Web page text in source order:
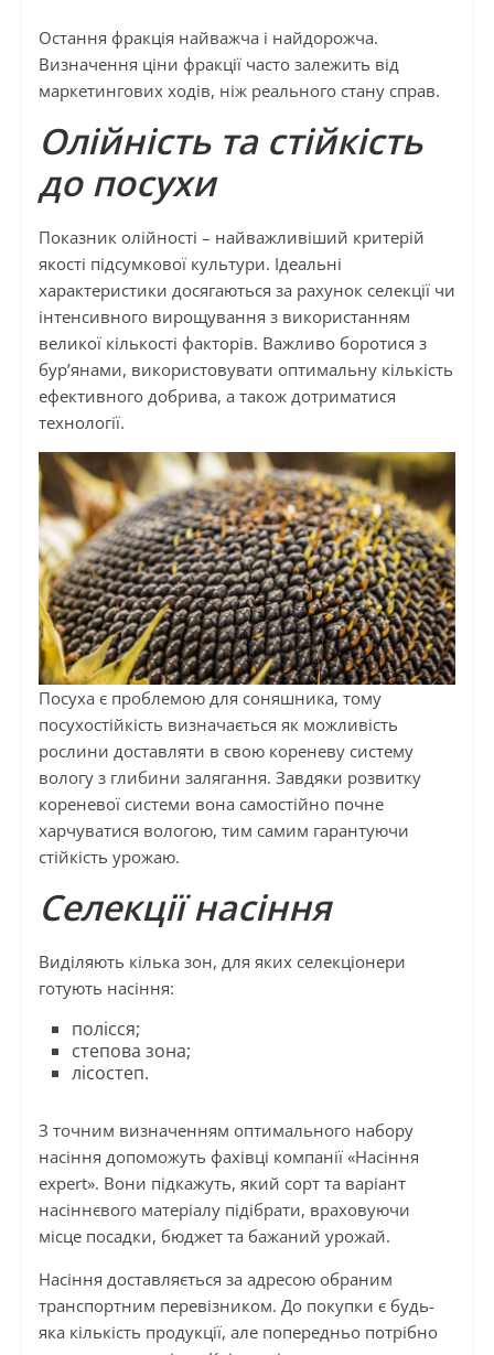
Остання фракція найважча і найдорожча.
Визначення ціни фракції часто залежить від
маркетингових ходів, ніж реального стану справ.
Олійність та стійкість
до посухи
Показник олійності – найважливіший критерій
якості підсумкової культури. Ідеальні
характеристики досягаються за рахунок селекції чи
інтенсивного вирощування з використанням
великої кількості факторів. Важливо боротися з
бур’янами, використовувати оптимальну кількість
ефективного добрива, а також дотриматися
технології.
Посуха є проблемою для соняшника, тому
посухостійкість визначається як можливість
рослини доставляти в свою кореневу систему
вологу з глибини залягання. Завдяки розвитку
кореневої системи вона самостійно почне
харчуватися вологою, тим самим гарантуючи
стійкість урожаю.
Селекції насіння
Виділяють кілька зон, для яких селекціонери
готують насіння:
полісся;
степова зона;
лісостеп.
З точним визначенням оптимального набору
насіння допоможуть фахівці компанії «Насіння
expert». Вони підкажуть, який сорт та варіант
насіннєвого матеріалу підібрати, враховуючи
місце посадки, бюджет та бажаний урожай.
Насіння доставляється за адресою обраним
транспортним перевізником. До покупки є будь-
яка кількість продукції, але попередньо потрібно